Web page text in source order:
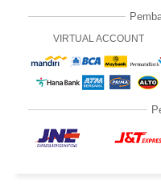
VIRTUAL ACCOUNT